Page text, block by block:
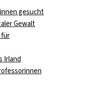
gesucht
Gewalt
für
Irland